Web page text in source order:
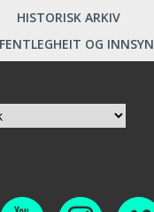
HISTORISK ARKIV
OG INNSYN